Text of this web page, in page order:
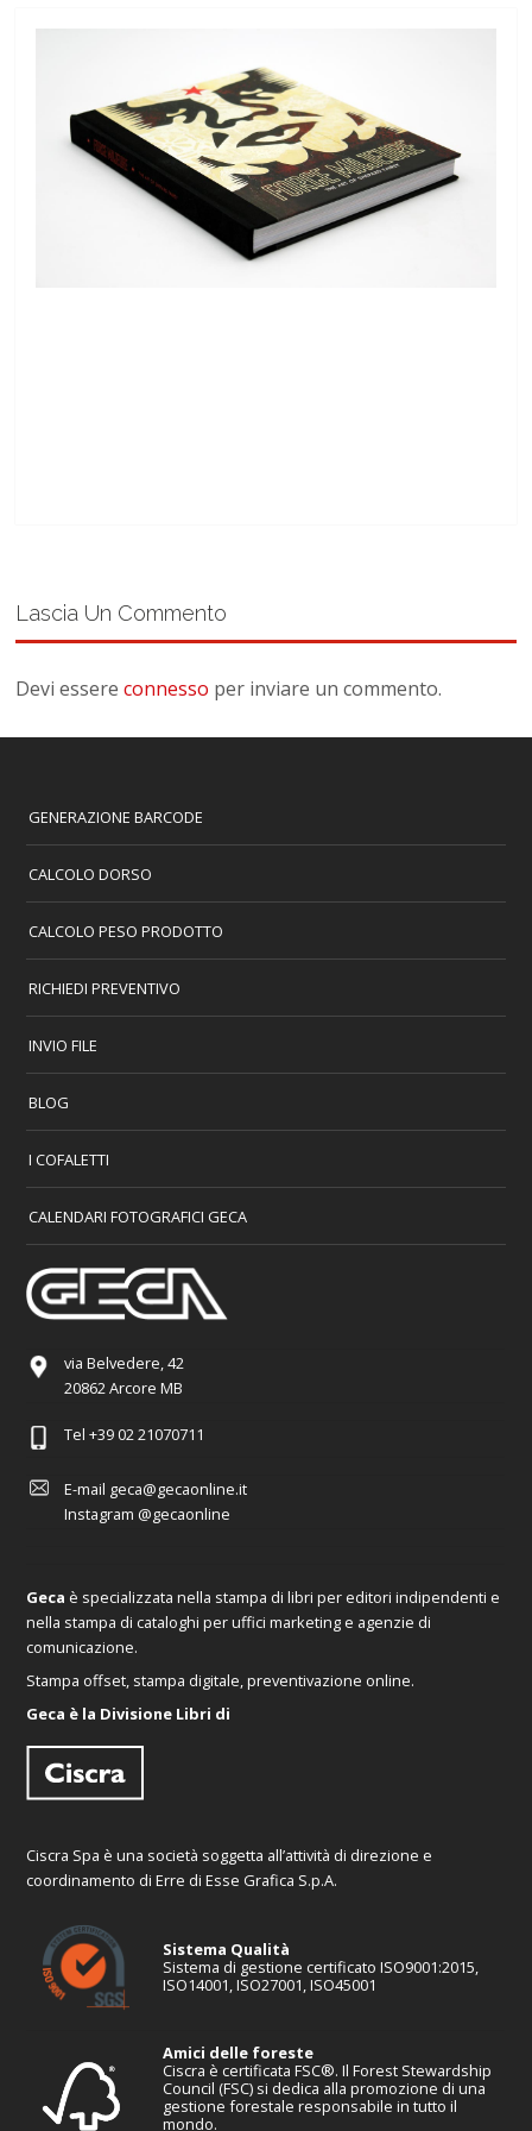
Lascia Un Commento
Devi essereconnesso per inviare un commento.
GENERAZIONE BARCODE
CALCOLO DORSO
CALCOLO PESO PRODOTTO
RICHIEDI PREVENTIVO
INVIO FILE
BLOG
I COFALETTI
CALENDARI FOTOGRAFICI GECA
via Belvedere, 42
20862 Arcore MB
Tel +39 02 21070711
E-mail geca@gecaonline.it
Instagram @gecaonline
Geca è specializzata nella stampa di libri per editori indipendenti e
nella stampa di cataloghi per uffici marketing e agenzie di
comunicazione.
Stampa offset, stampa digitale, preventivazione online.
Geca è la Divisione Libri di
Ciscra Spa è una società soggetta all’attività di direzione e
coordinamento di Erre di Esse Grafica S.p.A.
Sistema Qualità
Sistema di gestione certificato ISO9001:2015,
ISO14001, ISO27001, ISO45001
Amici delle foreste
Ciscra è certificata FSC®. Il Forest Stewardship
Council (FSC) si dedica alla promozione di una
gestione forestale responsabile in tutto il
mondo.